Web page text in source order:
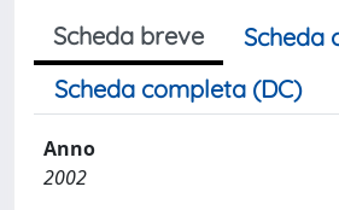
Scheda breve
Scheda
Scheda completa (DC)
Anno
2002